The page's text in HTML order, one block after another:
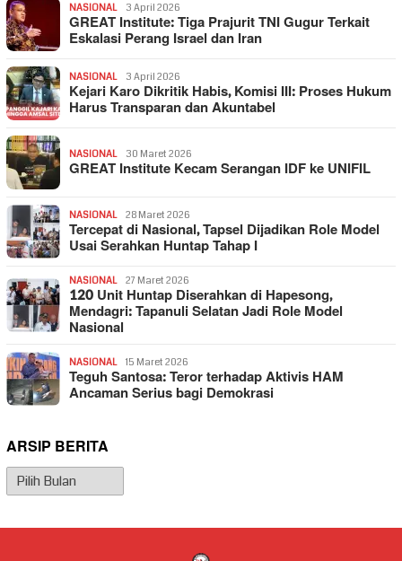
NASIONAL 3 April 2026
GREAT Institute: Tiga Prajurit TNI Gugur Terkait
Eskalasi Perang Israel dan Iran
NASIONAL 3 April 2026
Kejari Karo Dikritik Habis, Komisi III: Proses Hukum
Harus Transparan dan Akuntabel
NASIONAL 30 Maret 2026
GREAT Institute Kecam Serangan IDF ke UNIFIL
NASIONAL 28 Maret 2026
Tercepat di Nasional, Tapsel Dijadikan Role Model
Usai Serahkan Huntap Tahap I
NASIONAL 27 Maret 2026
120 Unit Huntap Diserahkan di Hapesong,
Mendagri: Tapanuli Selatan Jadi Role Model
Nasional
NASIONAL 15 Maret 2026
Teguh Santosa: Teror terhadap Aktivis HAM
Ancaman Serius bagi Demokrasi
ARSIP BERITA
Arsip
Berita